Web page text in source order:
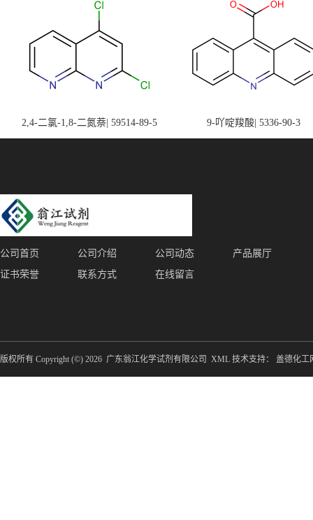
2,4-二氯-1,8-二氮萘| 59514-89-5 9-吖啶羧酸| 5336-90-3
公司首页 公司介绍 公司动态
产品展厅
证书荣誉
联系方式 在线留言
版权所有 Copyright (©) 2026 广东翁江化学试剂有限公司 XML 技术支持： 盖德化工